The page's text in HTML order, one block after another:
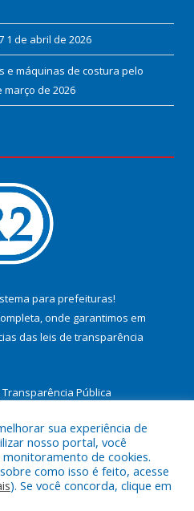
1 de abril de 2026
e máquinas de costura pelo
março de 2026
para prefeituras!
onde garantimos em
das leis de transparência
Pública
a Prefeitura Municipal de
do Arari.
sua experiência de
nosso portal, você
de cookies.
como isso é feito, acesse
). Se você concorda, clique em